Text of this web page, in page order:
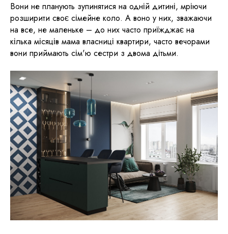
Вони не планують зупинятися на одній дитині, мріючи
розширити своє сімейне коло. А воно у них, зважаючи
на все, не маленьке – до них часто приїжджає на
кілька місяців мама власниці квартири, часто вечорами
вони приймають сім'ю сестри з двома дітьми.